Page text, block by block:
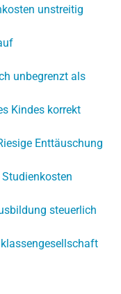
unstreitig
unbegrenzt als
Kindes korrekt
Enttäuschung
steuerlich